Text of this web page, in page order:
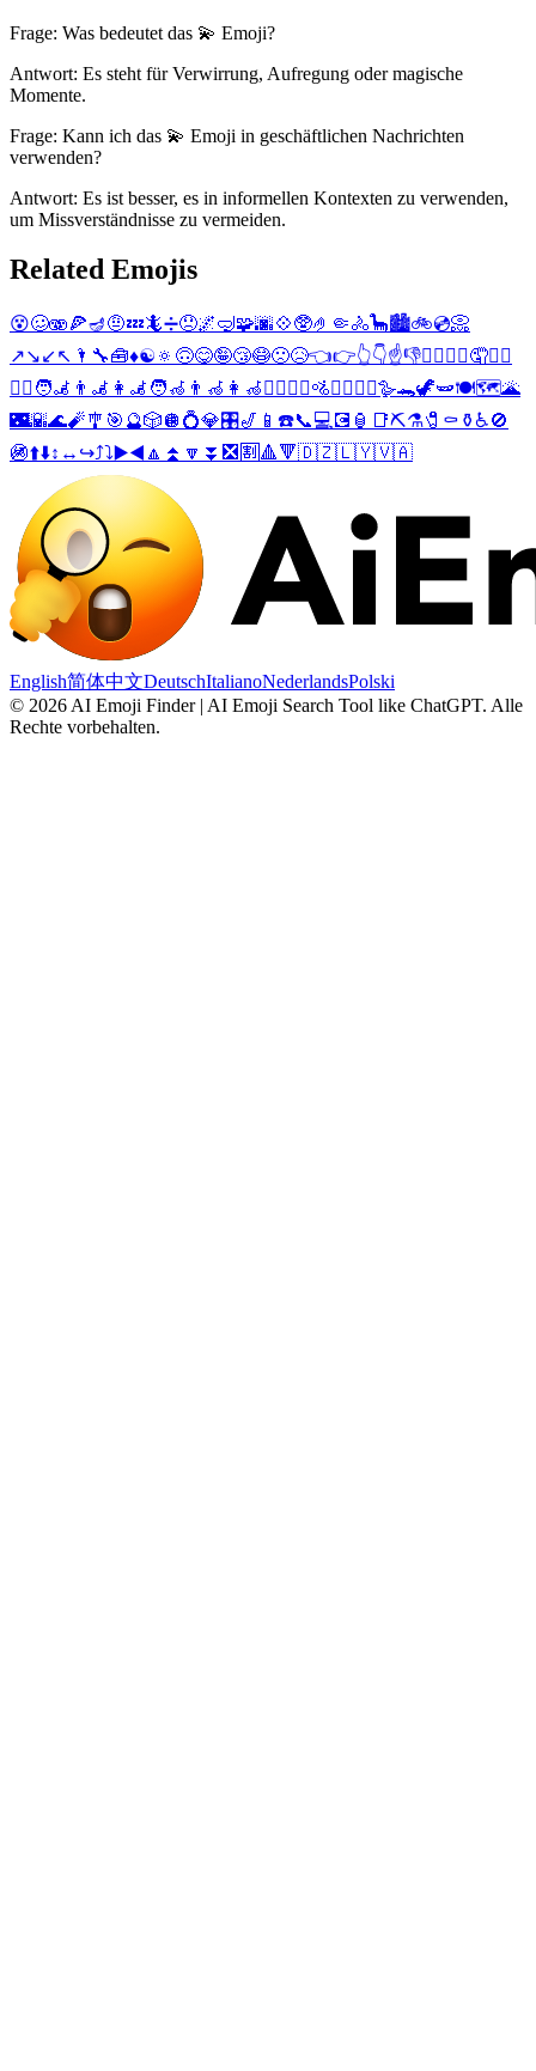
Frage: Was bedeutet das 💫 Emoji?
Antwort: Es steht für Verwirrung, Aufregung oder magische
Momente.
Frage: Kann ich das 💫 Emoji in geschäftlichen Nachrichten
verwenden?
Antwort: Es ist besser, es in informellen Kontexten zu verwenden,
um Missverständnisse zu vermeiden.
Related Emojis
😵🥴🫨🍕🪔🤨💤🦎➗😞🌌🤿🧩🌆💠🥸🤌 🤏🚴🦕🏙️🚲💿📀
↗️↘️↙️ ↖️ 🌂 🔧🧰♦️☯️ 🔅 🙃😋🤪😴😷🙁😥👈👉👆👇☝️👎🙍‍♂️ 🙍‍♀️🤦🤦‍♂️
🤦‍♀️ 🧑‍🦼 👨‍🦼 👩‍🦼 🧑‍🦽 👨‍🦽 👩‍🦽 🚴‍♂️ 🚴‍♀️🚵🚵‍♂️ 🚵‍♀️🪿🐊🦖🫛🍽️🗺️🌋
🌃🌇🌊🧨🎐 🎯 🔮🎲🪩 💍💎🎛️🎷 📱 ☎️📞💻 💽 🏮 📑⛏️⚗️🧷 ⚰️ ⚱️ ♿🚫
🚳⬆️⬇️↕️ ↔️ ↪️⤴️⤵️▶️◀️ 🔼 ⏫ 🔽 ⏬ ❎ 🈹 🔺🔻🇩🇿🇱🇾🇻🇦
English简体中文DeutschItalianoNederlandsPolski
© 2026 AI Emoji Finder | AI Emoji Search Tool like ChatGPT. Alle
Rechte vorbehalten.